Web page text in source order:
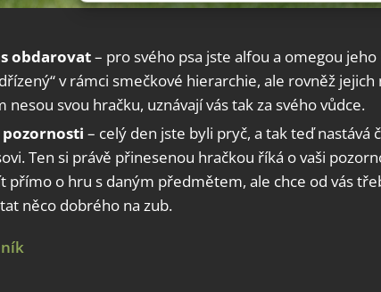
odstraňování chyb, Poskytování a
Ukládání a sdělování voleb ochrany
obdarovat– pro svého psa jste alfou a omegou jeho
v rámci smečkové hierarchie, ale rovněž jejich
nesou svou hračku, uznávají vás tak za svého vůdce.
pozornosti – celý den jste byli pryč, a tak teď nastává
Ten si právě přinesenou hračkou říká o vaši
přímo o hru s daným předmětem, ale chce od vás
něco dobrého na zub.